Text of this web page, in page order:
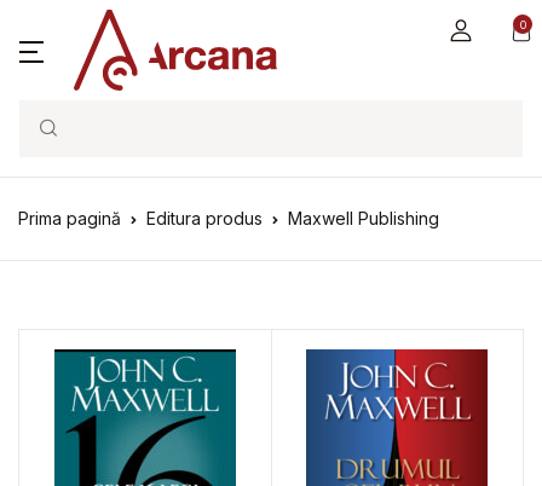
0
Search
Prima pagină Editura produs Maxwell Publishing